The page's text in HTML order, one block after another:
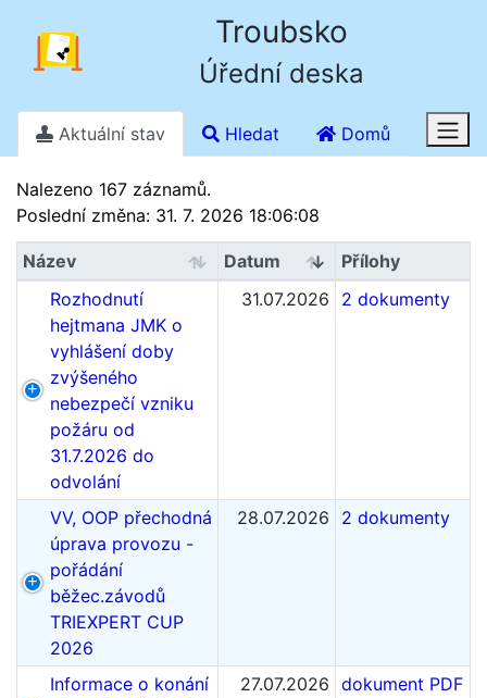
Troubsko
Úřední deska
Aktuální stav Hledat Domů
Stav k 9. 8. 2026 8.23
Nalezeno 167 záznamů.
Poslední změna: 31. 7. 2026 18:06:08
Název Datum
Přílohy
Rozhodnutí
hejtmana JMK o
vyhlášení doby
zvýšeného
nebezpečí vzniku
požáru od
31.7.2026 do
odvolání
31.07.2026 2 dokumenty
VV, OOP přechodná
úprava provozu -
pořádání
běžec.závodů
TRIEXPERT CUP
2026
28.07.2026 2 dokumenty
Informace o konání
27.07.2026 dokument PDF